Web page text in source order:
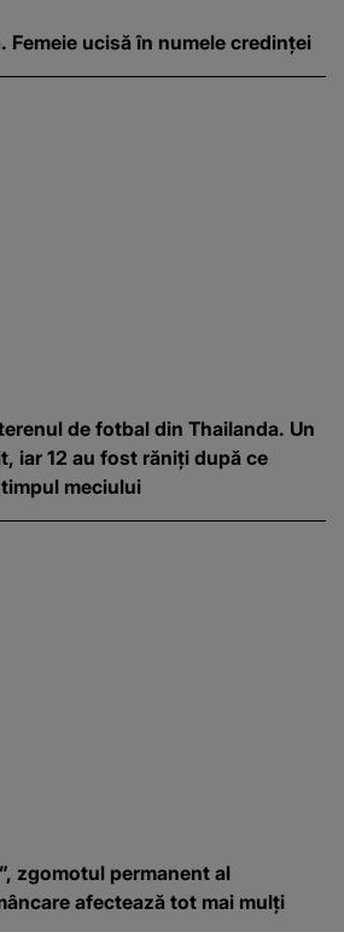
Femeie ucisă în numele credinței
de fotbal din Thailanda. Un
iar 12 au fost răniți după ce
meciului
zgomotul permanent al
afectează tot mai mulți